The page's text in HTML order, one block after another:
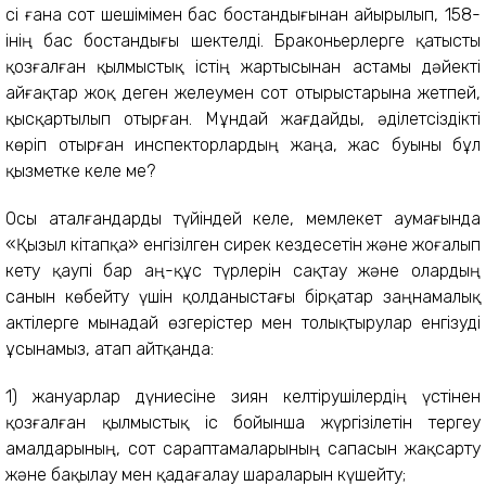
сі ғана сот шешімімен бас бостандығынан айырылып, 158-
інің бас бостандығы шектелді. Браконьерлерге қатысты
қозғалған қылмыстық істің жартысынан астамы дәйекті
айғақтар жоқ деген желеумен сот отырыстарына жетпей,
қысқартылып отырған. Мұндай жағдайды, әділетсіздікті
көріп отырған инспекторлардың жаңа, жас буыны бұл
қызметке келе ме?
Осы аталғандарды түйіндей келе, мемлекет аумағында
«Қызыл кітапқа» енгізілген сирек кездесетін және жоғалып
кету қаупі бар аң-құс түрлерін сақтау және олардың
санын көбейту үшін қолданыстағы бірқатар заңнамалық
актілерге мынадай өзгерістер мен толықтырулар енгізуді
ұсынамыз, атап айтқанда:
1) жануарлар дүниесіне зиян келтірушілердің үстінен
қозғалған қылмыстық іс бойынша жүргізілетін тергеу
амалдарының, сот сараптамаларының сапасын жақсарту
және бақылау мен қадағалау шараларын күшейту;